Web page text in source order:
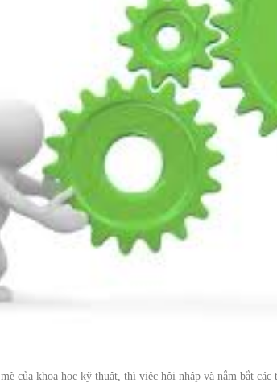
của khoa học kỹ thuật, thì việc hội nhập và nắm bắt